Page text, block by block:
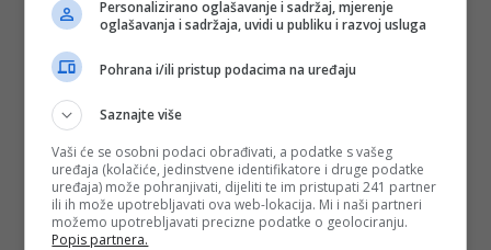
Personalizirano oglašavanje i sadržaj, mjerenje
oglašavanja i sadržaja, uvidi u publiku i razvoj usluga
Pohrana i/ili pristup podacima na uređaju
Saznajte više
Vaši će se osobni podaci obrađivati, a podatke s vašeg
uređaja (kolačiće, jedinstvene identifikatore i druge podatke
uređaja) može pohranjivati, dijeliti te im pristupati 241 partner
ili ih može upotrebljavati ova web-lokacija. Mi i naši partneri
možemo upotrebljavati precizne podatke o geolociranju.
Popis partnera.